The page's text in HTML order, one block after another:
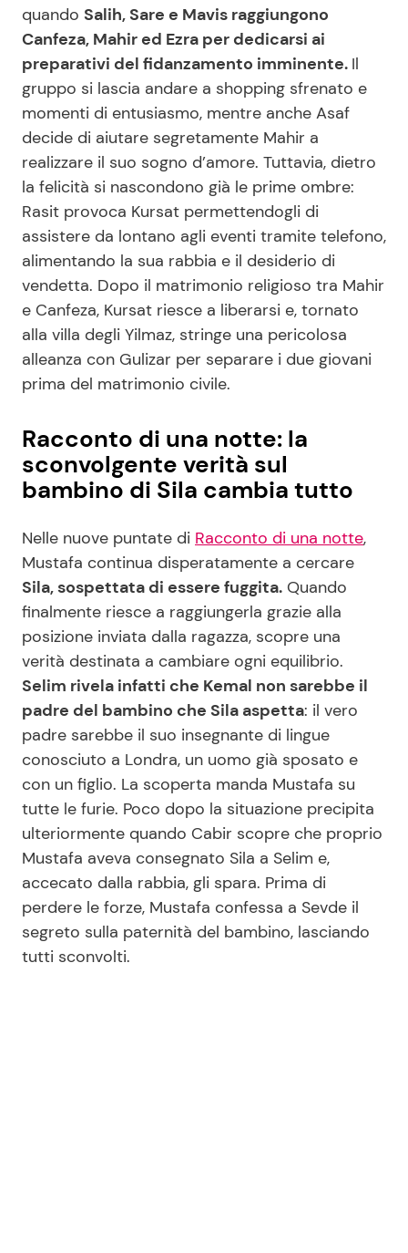
quando Salih, Sare e Mavis raggiungono
Canfeza, Mahir ed Ezra per dedicarsi ai
preparativi del fidanzamento imminente. Il
gruppo si lascia andare a shopping sfrenato e
momenti di entusiasmo, mentre anche Asaf
decide di aiutare segretamente Mahir a
realizzare il suo sogno d’amore. Tuttavia, dietro
la felicità si nascondono già le prime ombre:
Rasit provoca Kursat permettendogli di
assistere da lontano agli eventi tramite telefono,
alimentando la sua rabbia e il desiderio di
vendetta. Dopo il matrimonio religioso tra Mahir
e Canfeza, Kursat riesce a liberarsi e, tornato
alla villa degli Yilmaz, stringe una pericolosa
alleanza con Gulizar per separare i due giovani
prima del matrimonio civile.
Racconto di una notte: la
sconvolgente verità sul
bambino di Sila cambia tutto
Nelle nuove puntate di Racconto di una notte,
Mustafa continua disperatamente a cercare
Sila, sospettata di essere fuggita. Quando
finalmente riesce a raggiungerla grazie alla
posizione inviata dalla ragazza, scopre una
verità destinata a cambiare ogni equilibrio.
Selim rivela infatti che Kemal non sarebbe il
padre del bambino che Sila aspetta: il vero
padre sarebbe il suo insegnante di lingue
conosciuto a Londra, un uomo già sposato e
con un figlio. La scoperta manda Mustafa su
tutte le furie. Poco dopo la situazione precipita
ulteriormente quando Cabir scopre che proprio
Mustafa aveva consegnato Sila a Selim e,
accecato dalla rabbia, gli spara. Prima di
perdere le forze, Mustafa confessa a Sevde il
segreto sulla paternità del bambino, lasciando
tutti sconvolti.